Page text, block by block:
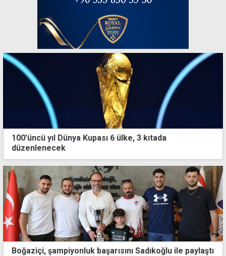
100'üncü yıl Dünya Kupası 6 ülke, 3 kıtada
düzenlenecek
Boğaziçi, şampiyonluk başarısını Sadıkoğlu ile paylaştı